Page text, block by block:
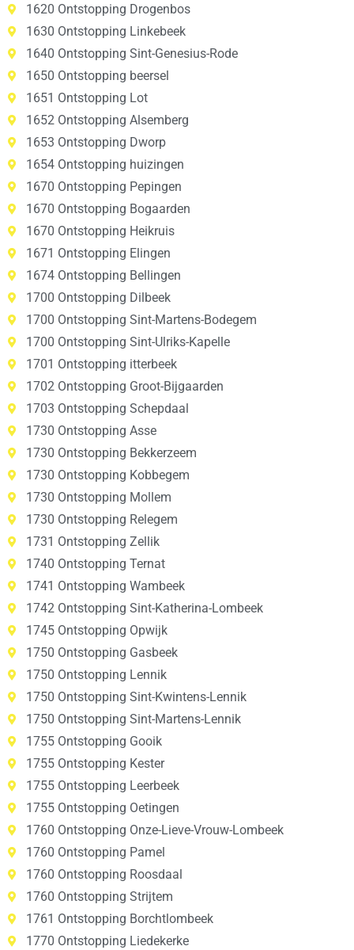
1620 Ontstopping Drogenbos
1630 Ontstopping Linkebeek
1640 Ontstopping Sint-Genesius-Rode
1650 Ontstopping beersel
1651 Ontstopping Lot
1652 Ontstopping Alsemberg
1653 Ontstopping Dworp
1654 Ontstopping huizingen
1670 Ontstopping Pepingen
1670 Ontstopping Bogaarden
1670 Ontstopping Heikruis
1671 Ontstopping Elingen
1674 Ontstopping Bellingen
1700 Ontstopping Dilbeek
1700 Ontstopping Sint-Martens-Bodegem
1700 Ontstopping Sint-Ulriks-Kapelle
1701 Ontstopping itterbeek
1702 Ontstopping Groot-Bijgaarden
1703 Ontstopping Schepdaal
1730 Ontstopping Asse
1730 Ontstopping Bekkerzeem
1730 Ontstopping Kobbegem
1730 Ontstopping Mollem
1730 Ontstopping Relegem
1731 Ontstopping Zellik
1740 Ontstopping Ternat
1741 Ontstopping Wambeek
1742 Ontstopping Sint-Katherina-Lombeek
1745 Ontstopping Opwijk
1750 Ontstopping Gasbeek
1750 Ontstopping Lennik
1750 Ontstopping Sint-Kwintens-Lennik
1750 Ontstopping Sint-Martens-Lennik
1755 Ontstopping Gooik
1755 Ontstopping Kester
1755 Ontstopping Leerbeek
1755 Ontstopping Oetingen
1760 Ontstopping Onze-Lieve-Vrouw-Lombeek
1760 Ontstopping Pamel
1760 Ontstopping Roosdaal
1760 Ontstopping Strijtem
1761 Ontstopping Borchtlombeek
1770 Ontstopping Liedekerke